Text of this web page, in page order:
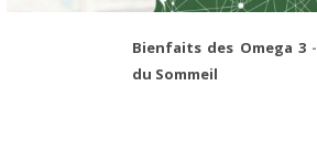
Bienfaits des Omega 3-
du Sommeil